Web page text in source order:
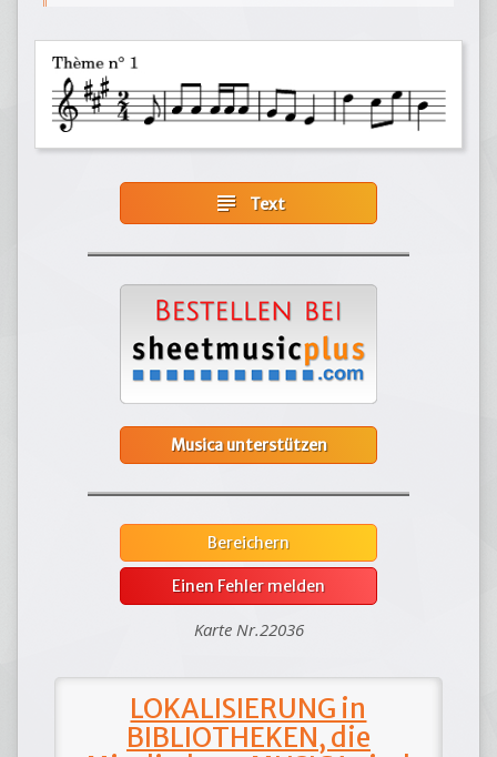
subject Text
Musica unterstützen
Bereichern
Einen Fehler melden
Karte Nr.22036
LOKALISIERUNG in
BIBLIOTHEKEN, die